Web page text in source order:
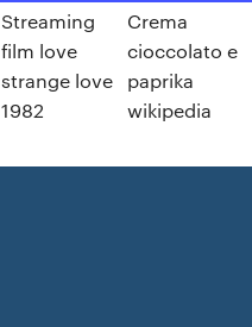
Streaming
film love
strange love
1982
Crema
cioccolato e
paprika
wikipedia